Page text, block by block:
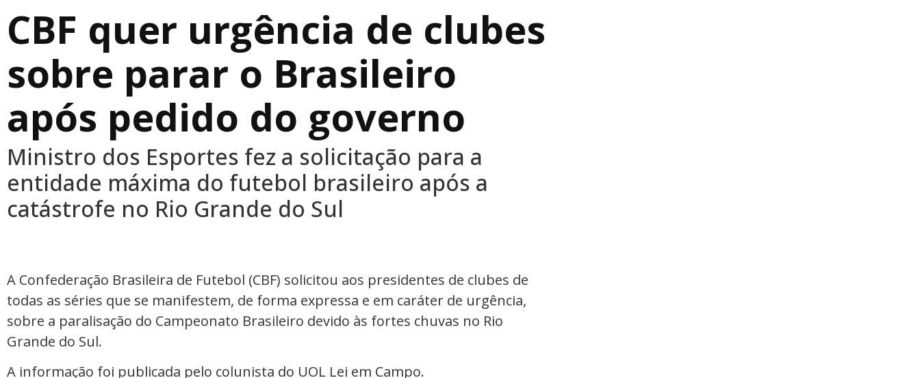
CBF quer urgência de clubes
sobre parar o Brasileiro
após pedido do governo
Ministro dos Esportes fez a solicitação para a
entidade máxima do futebol brasileiro após a
catástrofe no Rio Grande do Sul
A Confederação Brasileira de Futebol (CBF) solicitou aos presidentes de clubes de
todas as séries que se manifestem, de forma expressa e em caráter de urgência,
sobre a paralisação do Campeonato Brasileiro devido às fortes chuvas no Rio
Grande do Sul.
A informação foi publicada pelo colunista do UOL Lei em Campo.